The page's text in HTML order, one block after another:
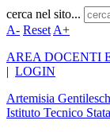
cerca nel sito...
A- Reset A+
AREA DOCENTI
| LOGIN
Artemisia
Istituto Tecnico